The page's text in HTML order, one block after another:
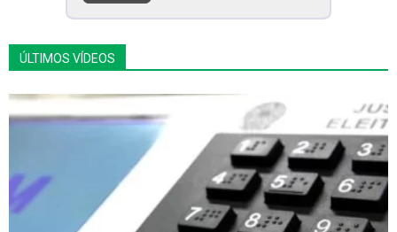
ÚLTIMOS VÍDEOS